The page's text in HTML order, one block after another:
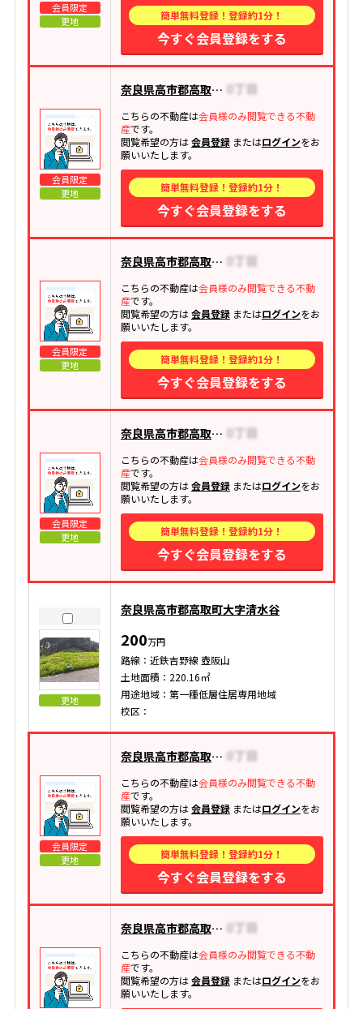
会員限定
更地
簡単無料登録！登録約1分！
今すぐ会員登録をする
会員限定
更地
奈良県高市郡高取町大字清水谷
こちらの不動産は会員様のみ閲覧できる不動
産です。
閲覧希望の方は会員登録またはログインをお
願いいたします。
簡単無料登録！登録約1分！
今すぐ会員登録をする
会員限定
更地
奈良県高市郡高取町大字清水谷
こちらの不動産は会員様のみ閲覧できる不動
産です。
閲覧希望の方は会員登録またはログインをお
願いいたします。
簡単無料登録！登録約1分！
今すぐ会員登録をする
会員限定
更地
奈良県高市郡高取町大字清水谷
こちらの不動産は会員様のみ閲覧できる不動
産です。
閲覧希望の方は会員登録またはログインをお
願いいたします。
簡単無料登録！登録約1分！
今すぐ会員登録をする
更地
奈良県高市郡高取町大字清水谷
200万円
路線：近鉄吉野線 壺阪山
土地面積：220.16㎡
用途地域：第一種低層住居専用地域
校区：
会員限定
更地
奈良県高市郡高取町大字清水谷
こちらの不動産は会員様のみ閲覧できる不動
産です。
閲覧希望の方は会員登録またはログインをお
願いいたします。
簡単無料登録！登録約1分！
今すぐ会員登録をする
奈良県高市郡高取町大字越智
こちらの不動産は会員様のみ閲覧できる不動
産です。
閲覧希望の方は会員登録またはログインをお
願いいたします。